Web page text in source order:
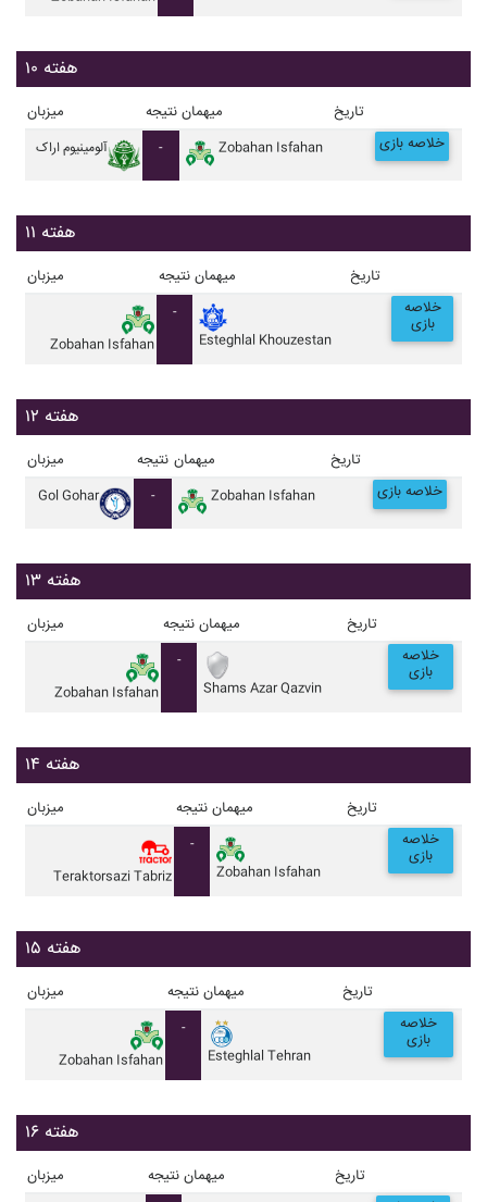
هفته ۱۰
میزبان نتیجه میهمان تاریخ
آلومينيوم اراک - Zobahan Isfahan خلاصه بازی
هفته ۱۱
میزبان نتیجه میهمان تاریخ
Zobahan Isfahan
-
Esteghlal Khouzestan
خلاصه
بازی
هفته ۱۲
میزبان نتیجه میهمان تاریخ
Gol Gohar - Zobahan Isfahan خلاصه بازی
هفته ۱۳
میزبان نتیجه میهمان تاریخ
Zobahan Isfahan
-
Shams Azar Qazvin
خلاصه
بازی
هفته ۱۴
میزبان نتیجه میهمان تاریخ
Teraktorsazi Tabriz
-
Zobahan Isfahan
خلاصه
بازی
هفته ۱۵
میزبان نتیجه میهمان تاریخ
Zobahan Isfahan
-
Esteghlal Tehran
خلاصه
بازی
هفته ۱۶
میزبان نتیجه میهمان
تاریخ